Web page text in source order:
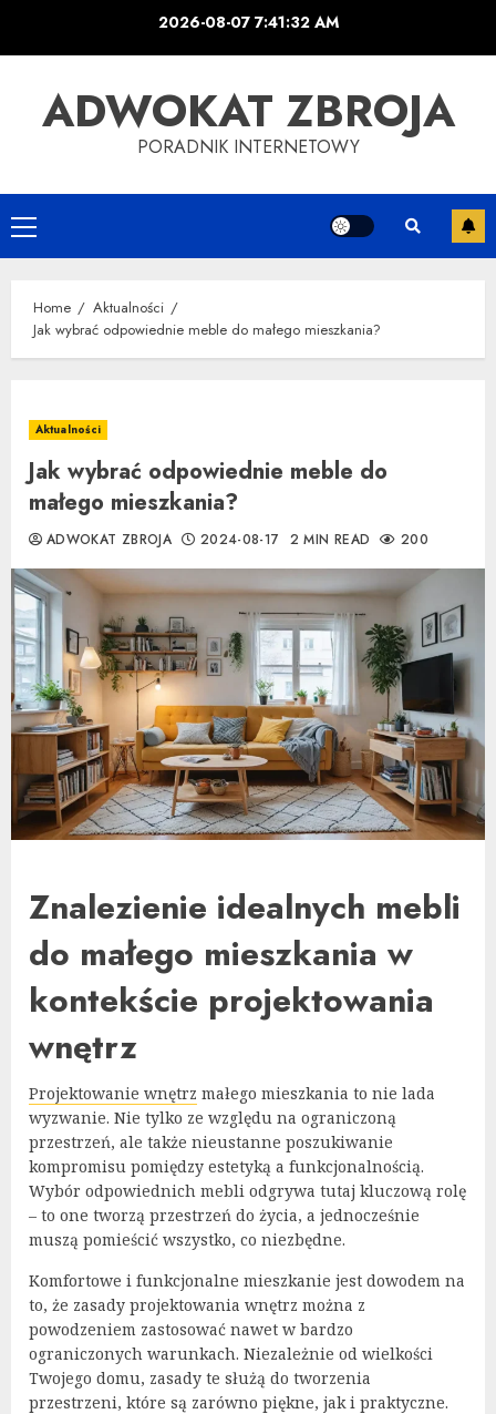
2026-08-07 7:41:33 AM
ADWOKAT ZBROJA
PORADNIK INTERNETOWY
Primary
Menu
Home
Aktualności
Jak wybrać odpowiednie meble do małego mieszkania?
Aktualności
Jak wybrać odpowiednie meble do
małego mieszkania?
ADWOKAT ZBROJA 2024-08-17 2 MIN READ 200
Znalezienie idealnych mebli
do małego mieszkania w
kontekście projektowania
wnętrz
Projektowanie wnętrz małego mieszkania to nie lada
wyzwanie. Nie tylko ze względu na ograniczoną
przestrzeń, ale także nieustanne poszukiwanie
kompromisu pomiędzy estetyką a funkcjonalnością.
Wybór odpowiednich mebli odgrywa tutaj kluczową rolę
– to one tworzą przestrzeń do życia, a jednocześnie
muszą pomieścić wszystko, co niezbędne.
Komfortowe i funkcjonalne mieszkanie jest dowodem na
to, że zasady projektowania wnętrz można z
powodzeniem zastosować nawet w bardzo
ograniczonych warunkach. Niezależnie od wielkości
Twojego domu, zasady te służą do tworzenia
przestrzeni, które są zarówno piękne, jak i praktyczne.